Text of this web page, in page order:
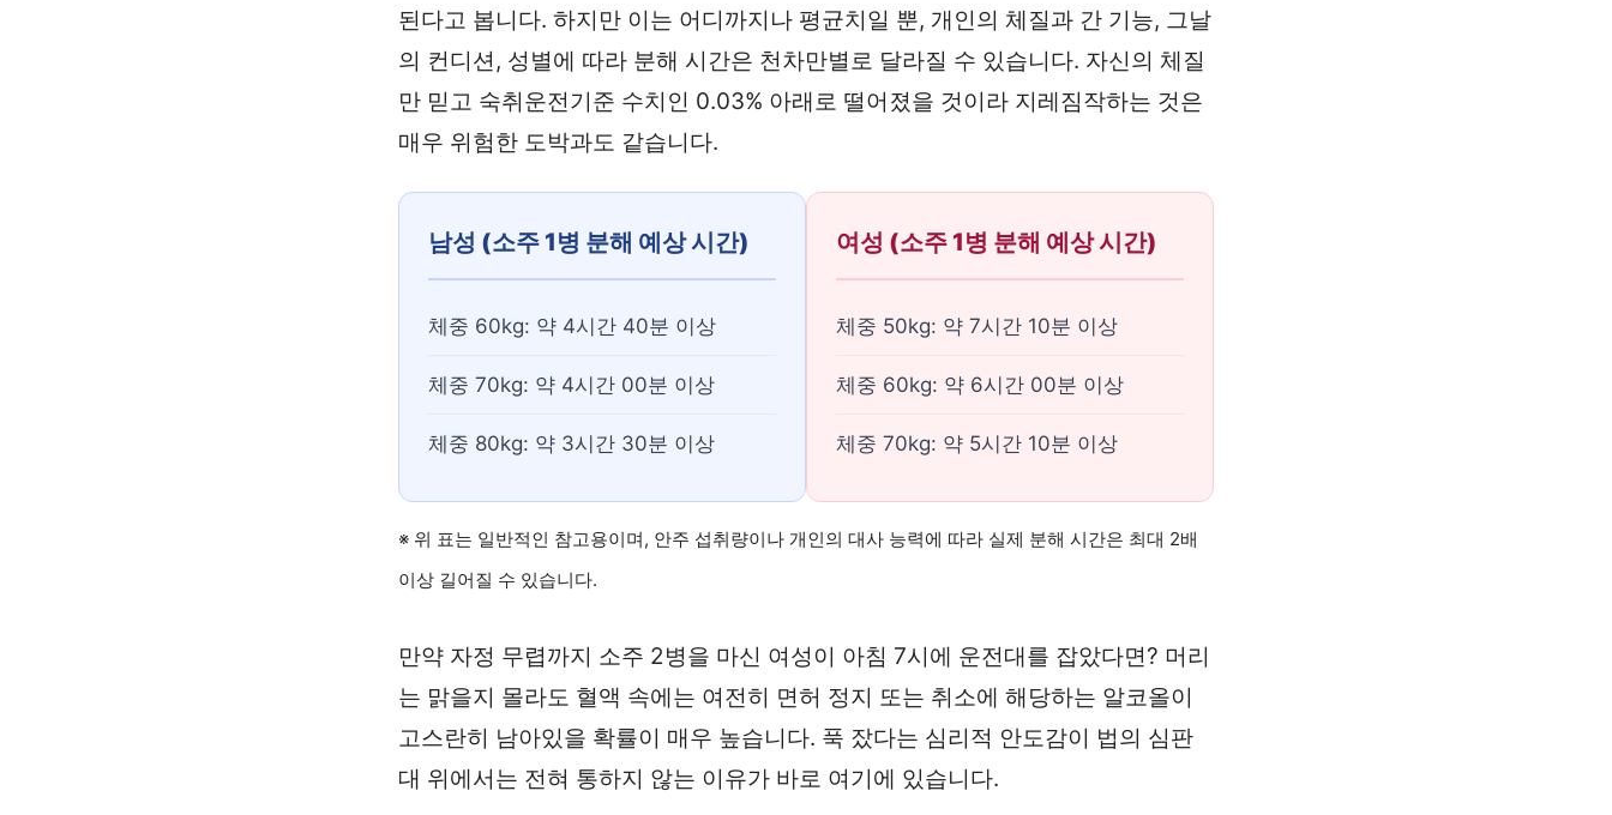
된다고 봅니다. 하지만 이는 어디까지나 평균치일 뿐, 개인의 체질과 간 기능, 그날
의 컨디션, 성별에 따라 분해 시간은 천차만별로 달라질 수 있습니다. 자신의 체질
만 믿고 숙취운전기준 수치인 0.03% 아래로 떨어졌을 것이라 지레짐작하는 것은
매우 위험한 도박과도 같습니다.
남성 (소주 1병 분해 예상 시간)
체중 60kg: 약 4시간 40분 이상
체중 70kg: 약 4시간 00분 이상
체중 80kg: 약 3시간 30분 이상
여성 (소주 1병 분해 예상 시간)
체중 50kg: 약 7시간 10분 이상
체중 60kg: 약 6시간 00분 이상
체중 70kg: 약 5시간 10분 이상
※ 위 표는 일반적인 참고용이며, 안주 섭취량이나 개인의 대사 능력에 따라 실제 분해 시간은 최대 2배
이상 길어질 수 있습니다.
만약 자정 무렵까지 소주 2병을 마신 여성이 아침 7시에 운전대를 잡았다면? 머리
는 맑을지 몰라도 혈액 속에는 여전히 면허 정지 또는 취소에 해당하는 알코올이
고스란히 남아있을 확률이 매우 높습니다. 푹 잤다는 심리적 안도감이 법의 심판
대 위에서는 전혀 통하지 않는 이유가 바로 여기에 있습니다.